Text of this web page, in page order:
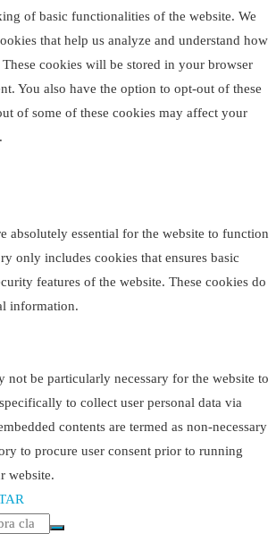
of basic functionalities of the website. We
that help us analyze and understand how
cookies will be stored in your browser
You also have the option to opt-out of these
of some of these cookies may affect your
absolutely essential for the website to function
only includes cookies that ensures basic
features of the website. These cookies do
information.
not be particularly necessary for the website to
to collect user personal data via
contents are termed as non-necessary
to procure user consent prior to running
website.